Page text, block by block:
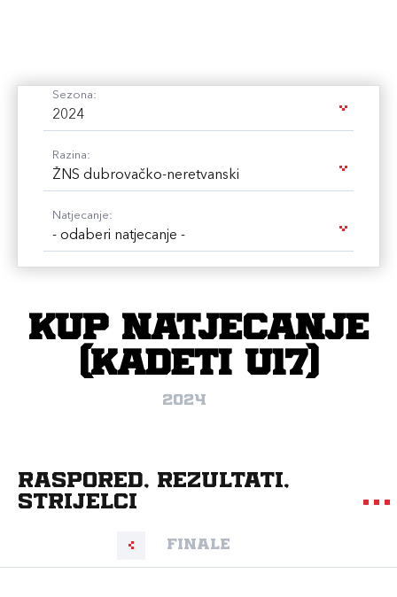
Sezona:
2024
Razina:
ŽNS dubrovačko-neretvanski
Natjecanje:
- odaberi natjecanje -
Kup natjecanje
(kadeti U17)
2024
Raspored, rezultati,
strijelci
Finale